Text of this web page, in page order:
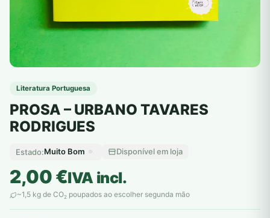
Literatura Portuguesa
PROSA – URBANO TAVARES
RODRIGUES
Estado:Muito Bom Disponível em loja
2,00€IVA incl.
~1,5 kg de CO2 poupados ao escolher segunda mão